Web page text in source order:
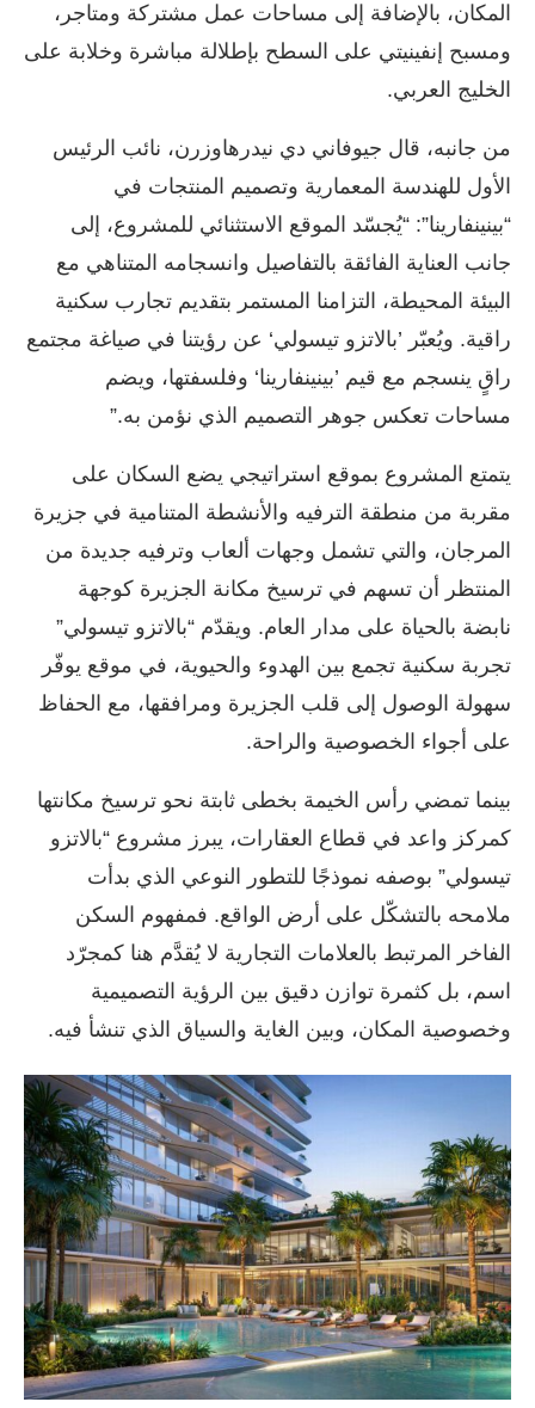
المكان، بالإضافة إلى مساحات عمل مشتركة ومتاجر،
ومسبح إنفينيتي على السطح بإطلالة مباشرة وخلابة على
الخليج العربي.
من جانبه، قال جيوفاني دي نيدرهاوزرن، نائب الرئيس
الأول للهندسة المعمارية وتصميم المنتجات في
“بينينفارينا”: “يُجسّد الموقع الاستثنائي للمشروع، إلى
جانب العناية الفائقة بالتفاصيل وانسجامه المتناهي مع
البيئة المحيطة، التزامنا المستمر بتقديم تجارب سكنية
راقية. ويُعبّر ’بالاتزو تيسولي‘ عن رؤيتنا في صياغة مجتمع
راقٍ ينسجم مع قيم ’بينينفارينا‘ وفلسفتها، ويضم
مساحات تعكس جوهر التصميم الذي نؤمن به.”
يتمتع المشروع بموقع استراتيجي يضع السكان على
مقربة من منطقة الترفيه والأنشطة المتنامية في جزيرة
المرجان، والتي تشمل وجهات ألعاب وترفيه جديدة من
المنتظر أن تسهم في ترسيخ مكانة الجزيرة كوجهة
نابضة بالحياة على مدار العام. ويقدّم “بالاتزو تيسولي”
تجربة سكنية تجمع بين الهدوء والحيوية، في موقع يوفّر
سهولة الوصول إلى قلب الجزيرة ومرافقها، مع الحفاظ
على أجواء الخصوصية والراحة.
بينما تمضي رأس الخيمة بخطى ثابتة نحو ترسيخ مكانتها
كمركز واعد في قطاع العقارات، يبرز مشروع “بالاتزو
تيسولي” بوصفه نموذجًا للتطور النوعي الذي بدأت
ملامحه بالتشكّل على أرض الواقع. فمفهوم السكن
الفاخر المرتبط بالعلامات التجارية لا يُقدَّم هنا كمجرّد
اسم، بل كثمرة توازن دقيق بين الرؤية التصميمية
وخصوصية المكان، وبين الغاية والسياق الذي تنشأ فيه.